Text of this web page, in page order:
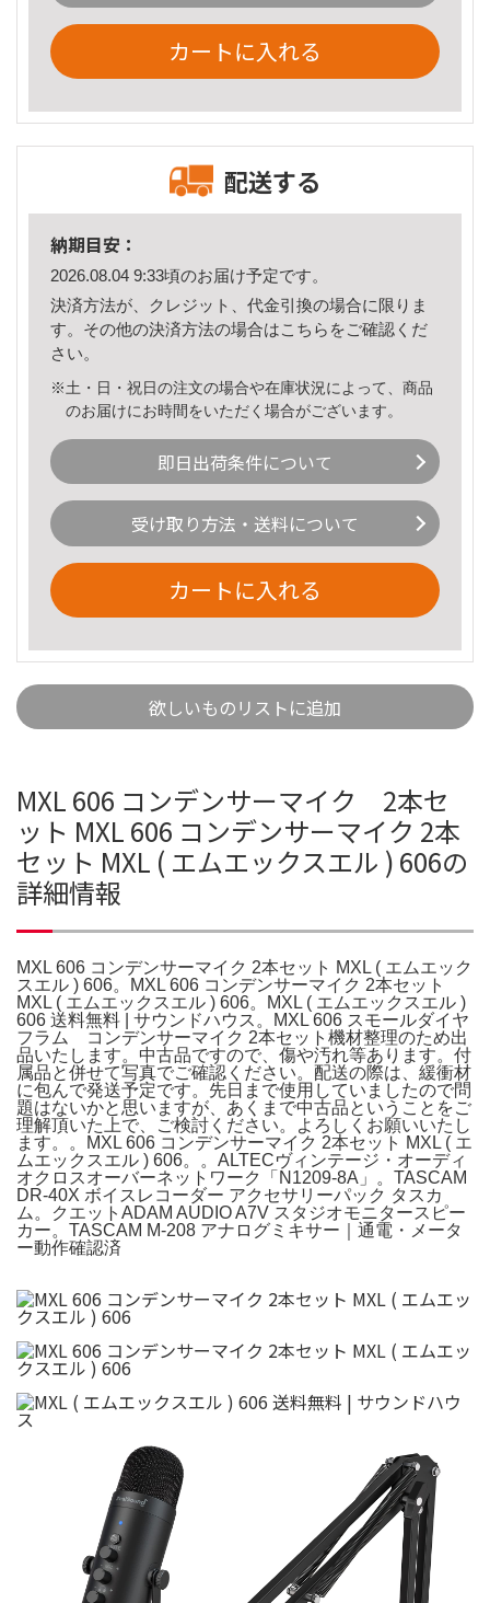
カートに入れる
配送する
納期目安：
2026.08.04 9:33頃のお届け予定です。
決済方法が、クレジット、代金引換の場合に限りま
す。その他の決済方法の場合はこちら をご確認くだ
さい。
※土・日・祝日の注文の場合や在庫状況によって、商品
のお届けにお時間をいただく場合がございます。
即日出荷条件について
受け取り方法・送料について
カートに入れる
欲しいものリストに追加
MXL 606 コンデンサーマイク 2本セ
ット MXL 606 コンデンサーマイク 2本
セット MXL ( エムエックスエル ) 606の
詳細情報
MXL 606 コンデンサーマイク 2本セット MXL ( エムエック
スエル ) 606。MXL 606 コンデンサーマイク 2本セット
MXL ( エムエックスエル ) 606。MXL ( エムエックスエル )
606 送料無料 | サウンドハウス。MXL 606 スモールダイヤ
フラム コンデンサーマイク 2本セット機材整理のため出
品いたします。中古品ですので、傷や汚れ等あります。付
属品と併せて写真でご確認ください。配送の際は、緩衝材
に包んで発送予定です。先日まで使用していましたので問
題はないかと思いますが、あくまで中古品ということをご
理解頂いた上で、ご検討ください。よろしくお願いいたし
ます。。MXL 606 コンデンサーマイク 2本セット MXL ( エ
ムエックスエル ) 606。。ALTECヴィンテージ・オーディ
オクロスオーバーネットワーク「N1209-8A」。TASCAM
DR-40X ボイスレコーダー アクセサリーパック タスカ
ム。クエットADAM AUDIO A7V スタジオモニタースピー
カー。TASCAM M-208 アナログミキサー｜通電・メータ
ー動作確認済